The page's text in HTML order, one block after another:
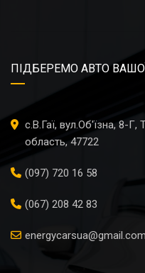
ПІДБЕРЕМО АВТО
с.В.Гаї, вул.Об'їзна, 8-Г,
область, 47722
(097) 720 16 58
(067) 208 42 83
energycarsua@gmail.com